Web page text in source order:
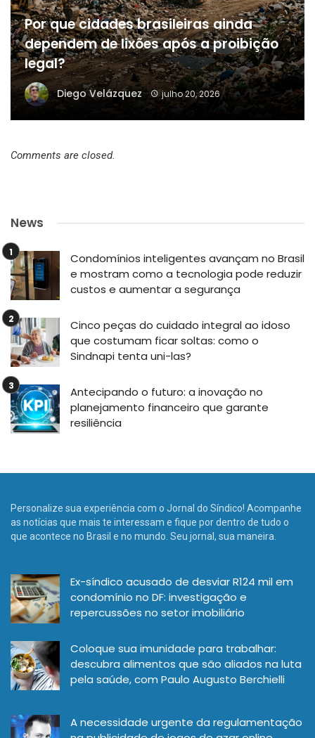
Por que cidades brasileiras ainda
dependem de lixões após a proibição
legal?
Diego Velázquez julho 20, 2026
Comments are closed.
News
Condomínios inteligentes avançam no Brasil
e mostram como a tecnologia pode reduzir
custos e aumentar a segurança
Cinco peças do cuidado integral ao idoso
que costumam ficar soltas: como o
Sindnapi tenta uni-las?
Antecipando o futuro: a inovação no
planejamento financeiro que garante
resiliência
Personalize sua experiência com o Jornal do Síndico! Acompanhe
as notícias que mais te interessam e fique por dentro de tudo o
que acontece no Brasil e no mundo. Seu jornal, sua maneira.
Ex-síndico acusado de desviar R124 mil em
condomínio no DF: investigação e
repercussões no setor imobiliário
Coloque sua imunidade para trabalhar:
descubra alimentos que são aliados na luta
pela saúde, com Paulo Augusto Berchielli
A necessidade urgente da regulamentação